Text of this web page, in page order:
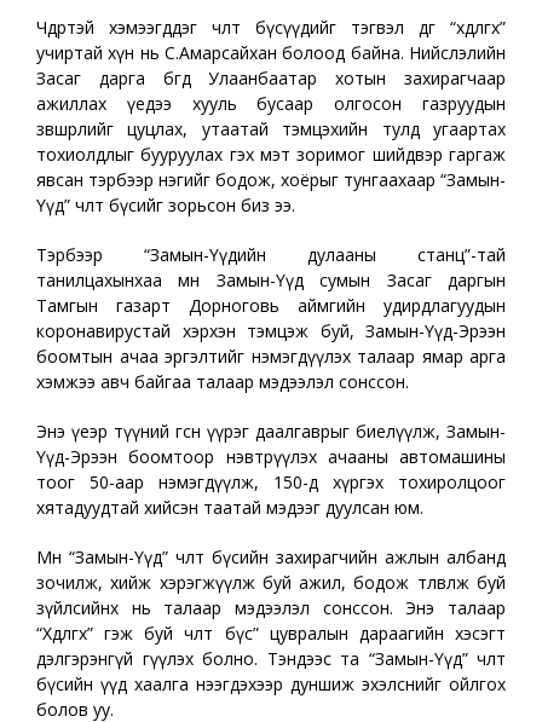
Чөдөртэй хэмээгддэг чөлөөт бүсүүдийг тэгвэл өдгөө “хөдөлгөх”
учиртай хүн нь С.Амарсайхан болоод байна. Нийслэлийн
Засаг дарга бөгөөд Улаанбаатар хотын захирагчаар
ажиллах үедээ хууль бусаар олгосон газруудын
зөвшөөрлийг цуцлах, утаатай тэмцэхийн тулд угаартах
тохиолдлыг бууруулах гэх мэт зоримог шийдвэр гаргаж
явсан тэрбээр нэгийг бодож, хоёрыг тунгаахаар “Замын-
Үүд” чөлөөт бүсийг зорьсон биз ээ.
Тэрбээр “Замын-Үүдийн дулааны станц”-тай
танилцахынхаа өмнө Замын-Үүд сумын Засаг даргын
Тамгын газарт Дорноговь аймгийн удирдлагуудын
коронавирустай хэрхэн тэмцэж буй, Замын-Үүд-Эрээн
боомтын ачаа эргэлтийг нэмэгдүүлэх талаар ямар арга
хэмжээ авч байгаа талаар мэдээлэл сонссон.
Энэ үеэр түүний өгсөн үүрэг даалгаврыг биелүүлж, Замын-
Үүд-Эрээн боомтоор нэвтрүүлэх ачааны автомашины
тоог 50-аар нэмэгдүүлж, 150-д хүргэх тохиролцоог
хятадуудтай хийсэн таатай мэдээг дуулсан юм.
Мөн “Замын-Үүд” чөлөөт бүсийн захирагчийн ажлын албанд
зочилж, хийж хэрэгжүүлж буй ажил, бодож төлөвлөж буй
зүйлсийнх нь талаар мэдээлэл сонссон. Энэ талаар
“Хөдөлгөх” гэж буй чөлөөт бүс” цувралын дараагийн хэсэгт
дэлгэрэнгүй өгүүлэх болно. Тэндээс та “Замын-Үүд” чөлөөт
бүсийн үүд хаалга нээгдэхээр дуншиж эхэлснийг ойлгох
болов уу.